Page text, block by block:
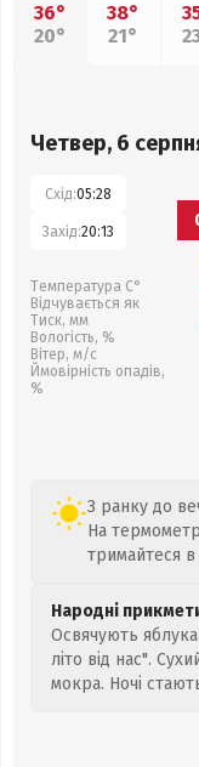
36°
20°
38°
21°
Четвер, 6
Схід:05:28
Захід:20:13
Температура С°
Відчувається як
Тиск, мм
Вологість, %
Вітер, м/с
Ймовірність опадів,
%
З ранку до
На
тримайтеся в
Народні
Освячують
літо від нас".
мокра. Ночі